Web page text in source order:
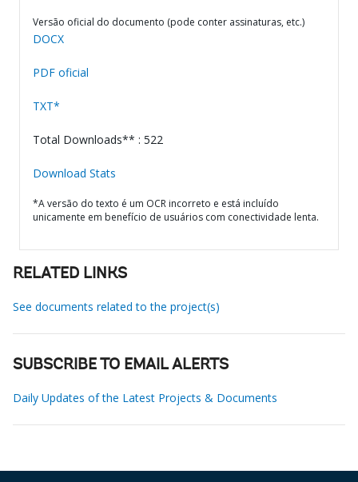
Versão oficial do documento (pode conter assinaturas, etc.)
DOCX
PDF oficial
TXT*
Total Downloads** : 522
Download Stats
*A versão do texto é um OCR incorreto e está incluído
unicamente em benefício de usuários com conectividade lenta.
RELATED LINKS
See documents related to the project(s)
SUBSCRIBE TO EMAIL ALERTS
Daily Updates of the Latest Projects & Documents